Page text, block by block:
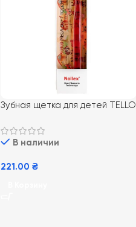
Зубная щетка для детей TELLO
щетиной (0-5 лет)
В наличии
221.00₴